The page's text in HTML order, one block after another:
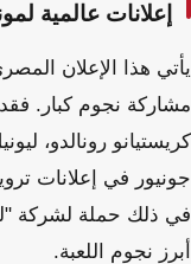
إعلانات عالمية
يأتي هذا الإعلان
مشاركة نجوم كبار.
كريستيانو رونالدو،
جونيور في إعلانات
في ذلك حملة لشركة
أبرز نجوم اللعبة.